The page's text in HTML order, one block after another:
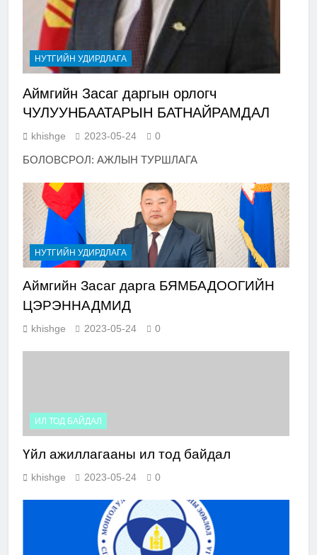
НУТГИЙН УДИРДЛАГА
Аймгийн Засаг даргын орлогч
ЧУЛУУНБААТАРЫН БАТНАЙРАМДАЛ
khishge 2023-05-24 0
БОЛОВСРОЛ: АЖЛЫН ТУРШЛАГА
НУТГИЙН УДИРДЛАГА
Аймгийн Засаг дарга БЯМБАДООГИЙН
ЦЭРЭННАДМИД
khishge 2023-05-24 0
ИЛ ТОД БАЙДАЛ
Үйл ажиллагааны ил тод байдал
khishge 2023-05-24 0